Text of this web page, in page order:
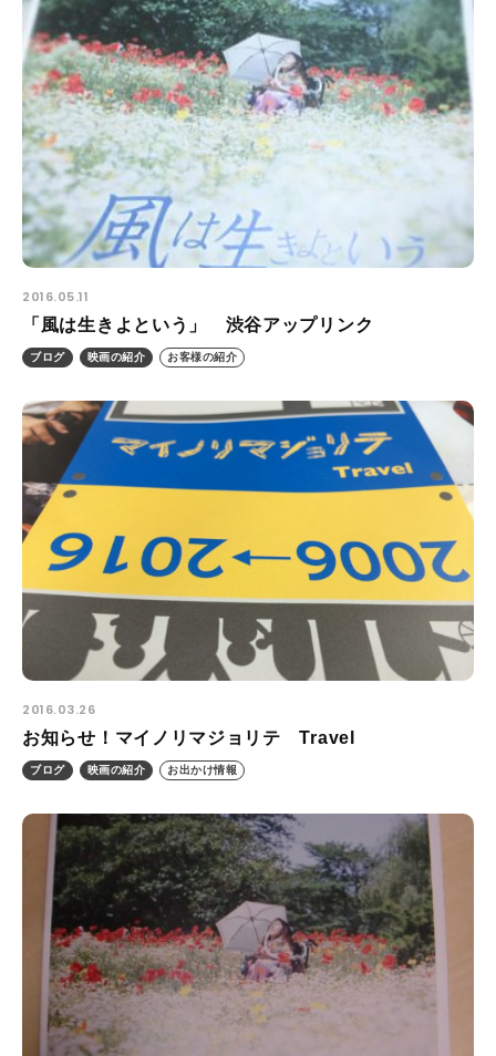
2016.05.11
「風は生きよという」 渋谷アップリンク
ブログ 映画の紹介 お客様の紹介
2016.03.26
お知らせ！マイノリマジョリテ Travel
ブログ 映画の紹介 お出かけ情報